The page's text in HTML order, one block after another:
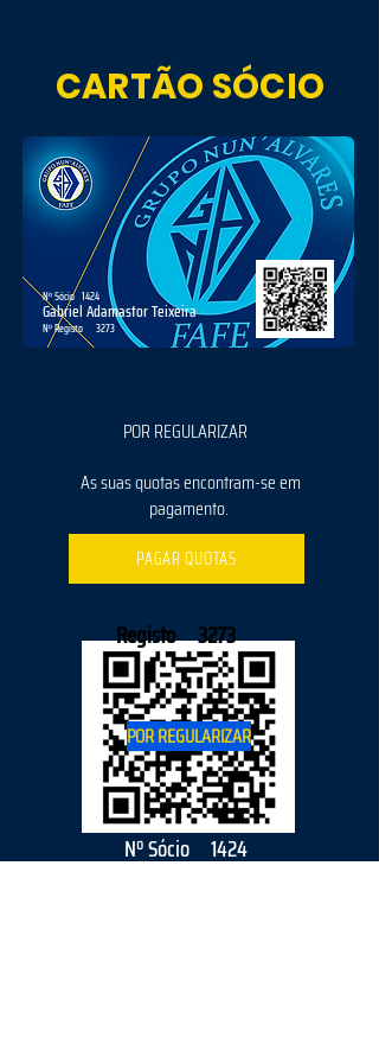
CARTÃO SÓCIO
1424
Nº Sócio
Gabriel Adamastor Teixeira
3273
Nº Registo
POR REGULARIZAR
As suas quotas encontram-se em
pagamento.
PAGAR QUOTAS
1424
Nº Sócio
Registo 3273
POR REGULARIZAR